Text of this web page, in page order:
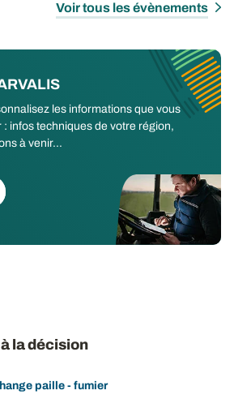
Voir tous les évènements
les informations que vous
infos techniques de votre région,
à venir...
la décision
paille - fumier